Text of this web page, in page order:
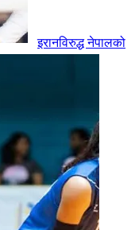
इरानविरुद्ध नेपालको